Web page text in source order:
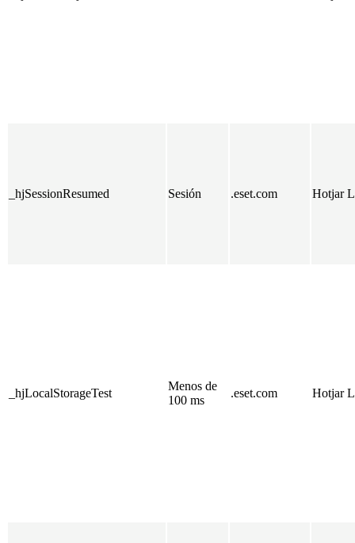
_hjSessionResumed Sesión .eset.com Hotjar
_hjLocalStorageTest
Menos de
100 ms
.eset.com Hotjar